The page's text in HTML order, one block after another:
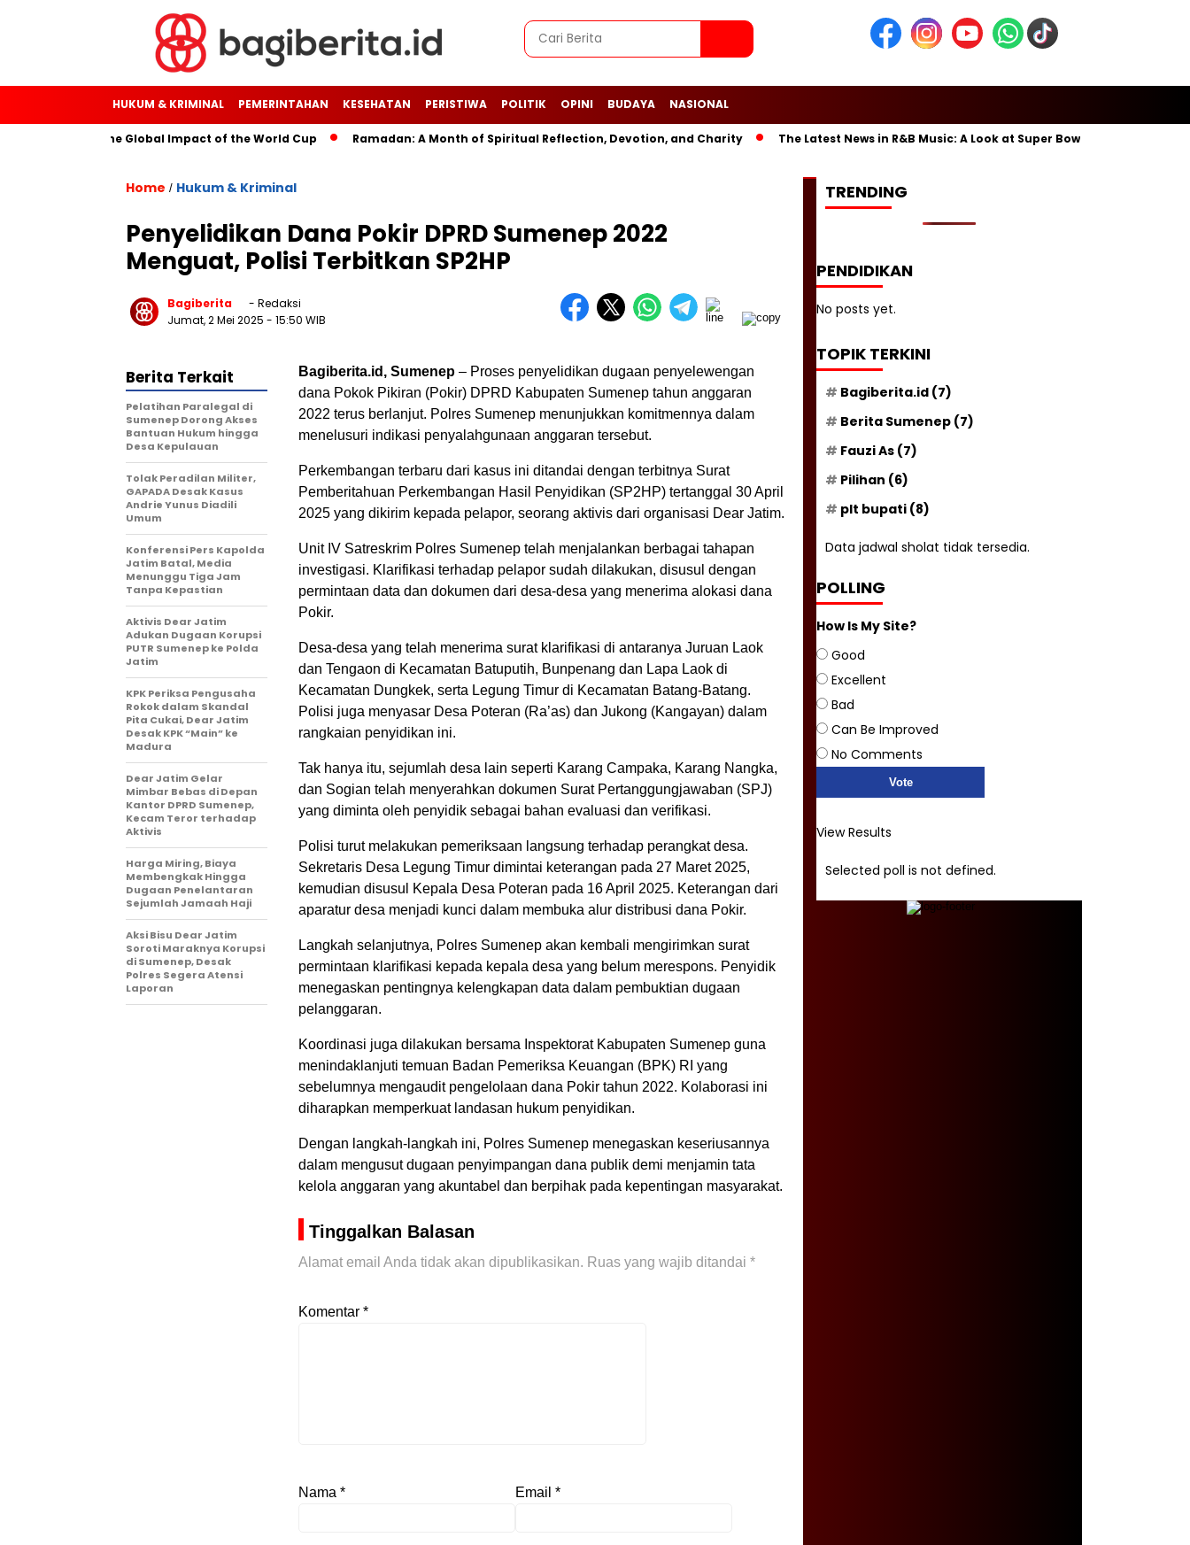
HUKUM & KRIMINAL PEMERINTAHAN KESEHATAN PERISTIWA POLITIK OPINI BUDAYA NASIONAL
Soccer: The Global Impact of the World Cup Ramadan: A Month of Spiritual Reflection, Devotion, and Charity The Latest News in R&B Music: A Look at Super Bowl Performances,
Home / Hukum & Kriminal
Penyelidikan Dana Pokir DPRD Sumenep 2022
Menguat, Polisi Terbitkan SP2HP
Bagiberita
- Redaksi
Jumat, 2 Mei 2025 - 15:50 WIB
Bagiberita.id, Sumenep – Proses penyelidikan dugaan penyelewengan
dana Pokok Pikiran (Pokir) DPRD Kabupaten Sumenep tahun anggaran
2022 terus berlanjut. Polres Sumenep menunjukkan komitmennya dalam
menelusuri indikasi penyalahgunaan anggaran tersebut.
Perkembangan terbaru dari kasus ini ditandai dengan terbitnya Surat
Pemberitahuan Perkembangan Hasil Penyidikan (SP2HP) tertanggal 30 April
2025 yang dikirim kepada pelapor, seorang aktivis dari organisasi Dear Jatim.
Unit IV Satreskrim Polres Sumenep telah menjalankan berbagai tahapan
investigasi. Klarifikasi terhadap pelapor sudah dilakukan, disusul dengan
permintaan data dan dokumen dari desa-desa yang menerima alokasi dana
Pokir.
Desa-desa yang telah menerima surat klarifikasi di antaranya Juruan Laok
dan Tengaon di Kecamatan Batuputih, Bunpenang dan Lapa Laok di
Kecamatan Dungkek, serta Legung Timur di Kecamatan Batang-Batang.
Polisi juga menyasar Desa Poteran (Ra’as) dan Jukong (Kangayan) dalam
rangkaian penyidikan ini.
Tak hanya itu, sejumlah desa lain seperti Karang Campaka, Karang Nangka,
dan Sogian telah menyerahkan dokumen Surat Pertanggungjawaban (SPJ)
yang diminta oleh penyidik sebagai bahan evaluasi dan verifikasi.
Polisi turut melakukan pemeriksaan langsung terhadap perangkat desa.
Sekretaris Desa Legung Timur dimintai keterangan pada 27 Maret 2025,
kemudian disusul Kepala Desa Poteran pada 16 April 2025. Keterangan dari
aparatur desa menjadi kunci dalam membuka alur distribusi dana Pokir.
Langkah selanjutnya, Polres Sumenep akan kembali mengirimkan surat
permintaan klarifikasi kepada kepala desa yang belum merespons. Penyidik
menegaskan pentingnya kelengkapan data dalam pembuktian dugaan
pelanggaran.
Koordinasi juga dilakukan bersama Inspektorat Kabupaten Sumenep guna
menindaklanjuti temuan Badan Pemeriksa Keuangan (BPK) RI yang
sebelumnya mengaudit pengelolaan dana Pokir tahun 2022. Kolaborasi ini
diharapkan memperkuat landasan hukum penyidikan.
Dengan langkah-langkah ini, Polres Sumenep menegaskan keseriusannya
dalam mengusut dugaan penyimpangan dana publik demi menjamin tata
kelola anggaran yang akuntabel dan berpihak pada kepentingan masyarakat.
Tinggalkan Balasan
Alamat email Anda tidak akan dipublikasikan. Ruas yang wajib ditandai *
Komentar *
Nama * Email *
Berita Terkait
Pelatihan Paralegal di
Sumenep Dorong Akses
Bantuan Hukum hingga
Desa Kepulauan
Tolak Peradilan Militer,
GAPADA Desak Kasus
Andrie Yunus Diadili
Umum
Konferensi Pers Kapolda
Jatim Batal, Media
Menunggu Tiga Jam
Tanpa Kepastian
Aktivis Dear Jatim
Adukan Dugaan Korupsi
PUTR Sumenep ke Polda
Jatim
KPK Periksa Pengusaha
Rokok dalam Skandal
Pita Cukai, Dear Jatim
Desak KPK “Main” ke
Madura
Dear Jatim Gelar
Mimbar Bebas di Depan
Kantor DPRD Sumenep,
Kecam Teror terhadap
Aktivis
Harga Miring, Biaya
Membengkak Hingga
Dugaan Penelantaran
Sejumlah Jamaah Haji
Aksi Bisu Dear Jatim
Soroti Maraknya Korupsi
di Sumenep, Desak
Polres Segera Atensi
Laporan
TRENDING
PENDIDIKAN
No posts yet.
TOPIK TERKINI
Bagiberita.id (7)
Berita Sumenep (7)
Fauzi As (7)
Pilihan (6)
plt bupati (8)
Data jadwal sholat tidak tersedia.
POLLING
How Is My Site?
Good
Excellent
Bad
Can Be Improved
No Comments
View Results
Selected poll is not defined.